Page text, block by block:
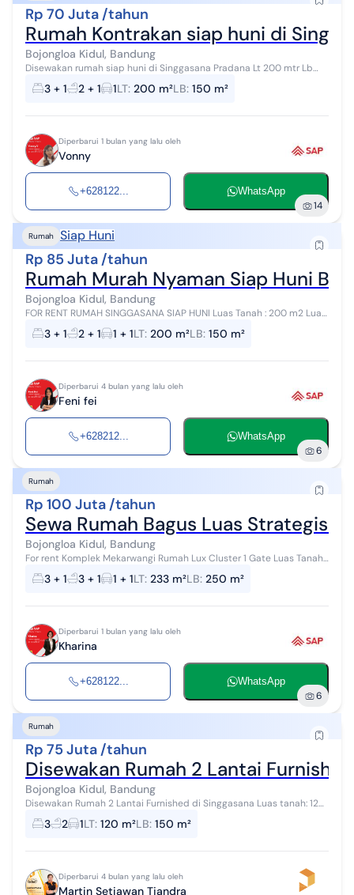
Rp 70 Juta /tahun
Rumah Kontrakan siap huni di
Bojongloa Kidul, Bandung
Disewakan rumah siap huni di Singgasana Pradana Lt 200 mtr Lb
150 mtr Kt 3+1 Km 2+1 Air artesis Listrik abodemen 2200 Hadap
selatan
3 + 1 2 + 1 1LT: 200 m²LB: 150 m²
Diperbarui 1 bulan yang lalu oleh
Vonny
+628122... WhatsApp
14
Rumah Siap Huni
Rp 85 Juta /tahun
Rumah Murah Nyaman Siap Huni
Bojongloa Kidul, Bandung
FOR RENT RUMAH SINGGASANA SIAP HUNI Luas Tanah : 200 m2 Luas
bangunan : 150 m2 Lebar muka : 10 m2 Lantai :1 lantai ( Atas Jemuran
+ 1 kamar ) KT...
3 + 1 2 + 1 1 + 1LT: 200 m²LB: 150 m²
Diperbarui 4 bulan yang lalu oleh
Feni fei
+628212... WhatsApp
6
Rumah
Rp 100 Juta /tahun
Sewa Rumah Bagus Luas Strategis
Bojongloa Kidul, Bandung
For rent Komplek Mekarwangi Rumah Lux Cluster 1 Gate Luas Tanah
233 m² Lebar Muka 11 meter L. Bangunan 250 m² Bangunan 2 Lantai
Kamar Tidur 3...
3 + 1 3 + 1 1 + 1LT: 233 m²LB: 250 m²
Diperbarui 1 bulan yang lalu oleh
Kharina
+628122... WhatsApp
6
Rumah
Rp 75 Juta /tahun
Disewakan Rumah 2 Lantai
Bojongloa Kidul, Bandung
Disewakan Rumah 2 Lantai Furnished di Singgasana Luas tanah: 120
m2 Luas bangunan: 150 m2 Kamar tidur: 3 Kamar mandi: 2 Listrik:
3500 watt Air: ar...
3 2 1LT: 120 m²LB: 150 m²
Diperbarui 4 bulan yang lalu oleh
Martin Setiawan Tjandra